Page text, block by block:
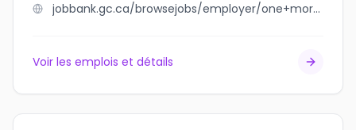
jobbank.gc.ca/browsejobs/employer/one+more+sushi/ca
Voir les emplois et détails